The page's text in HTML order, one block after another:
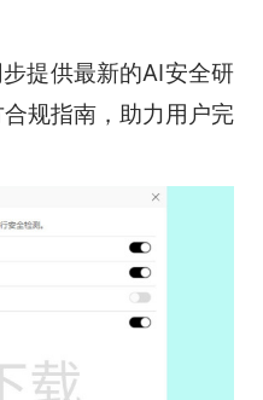
提供最新的AI安全研
规指南，助力用户完